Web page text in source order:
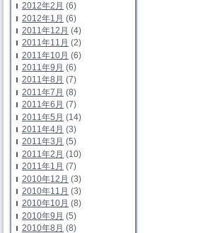
2012年2月 (6)
2012年1月 (6)
2011年12月 (4)
2011年11月 (2)
2011年10月 (6)
2011年9月 (6)
2011年8月 (7)
2011年7月 (8)
2011年6月 (7)
2011年5月 (14)
2011年4月 (3)
2011年3月 (5)
2011年2月 (10)
2011年1月 (7)
2010年12月 (3)
2010年11月 (3)
2010年10月 (8)
2010年9月 (5)
2010年8月 (8)